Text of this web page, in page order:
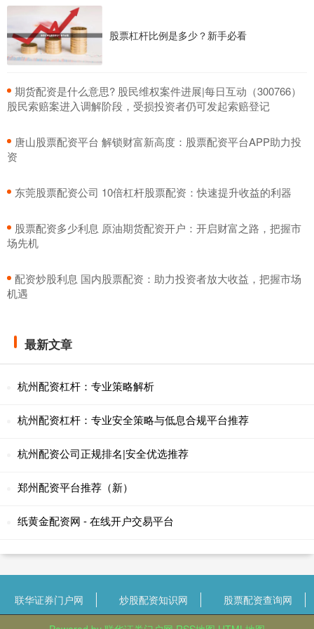
股票杠杆比例是多少？新手必看
​期货配资是什么意思? 股民维权案件进展|每日互动（300766）
股民索赔案进入调解阶段，受损投资者仍可发起索赔登记
​唐山股票配资平台 解锁财富新高度：股票配资平台APP助力投
资
​东莞股票配资公司 10倍杠杆股票配资：快速提升收益的利器
​股票配资多少利息 原油期货配资开户：开启财富之路，把握市
场先机
​配资炒股利息 国内股票配资：助力投资者放大收益，把握市场
机遇
最新文章
杭州配资杠杆：专业策略解析
杭州配资杠杆：专业安全策略与低息合规平台推荐
杭州配资公司正规排名|安全优选推荐
郑州配资平台推荐（新）
纸黄金配资网 - 在线开户交易平台
联华证券门户网 炒股配资知识网 股票配资查询网